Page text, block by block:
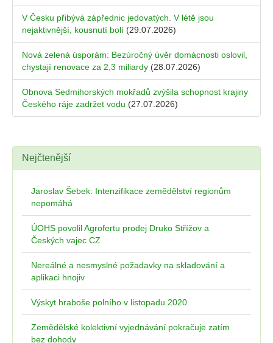
V Česku přibývá zápřednic jedovatých. V létě jsou
nejaktivnější, kousnutí bolí (29.07.2026)
Nová zelená úsporám: Bezúročný úvěr domácnosti oslovil,
chystají renovace za 2,3 miliardy (28.07.2026)
Obnova Sedmihorských mokřadů zvýšila schopnost krajiny
Českého ráje zadržet vodu (27.07.2026)
Nejčtenější
Jaroslav Šebek: Intenzifikace zemědělství regionům
nepomáhá
ÚOHS povolil Agrofertu prodej Druko Střížov a
Českých vajec CZ
Nereálné a nesmyslné požadavky na skladování a
aplikaci hnojiv
Výskyt hraboše polního v listopadu 2020
Zemědělské kolektivní vyjednávání pokračuje zatím
bez dohody